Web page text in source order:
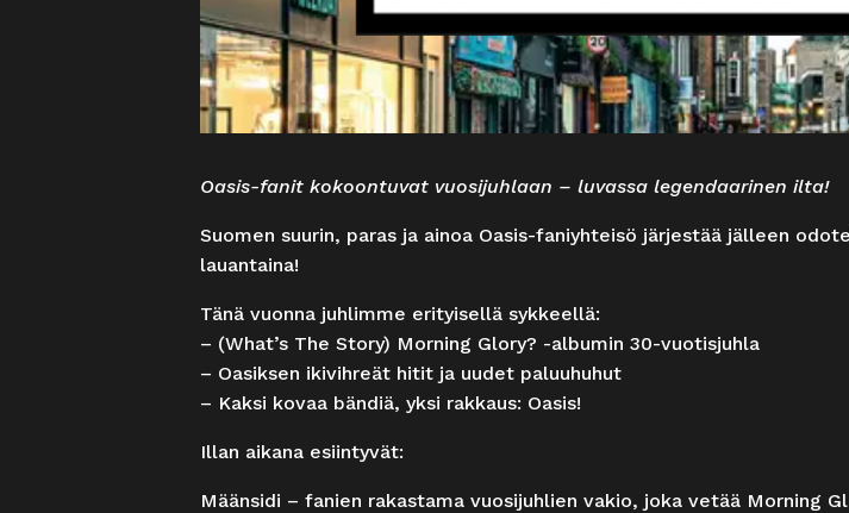
Oasis-fanit kokoontuvat vuosijuhlaan – luvassa legendaarinen ilta!
Suomen suurin, paras ja ainoa Oasis-faniyhteisö järjestää jälleen
lauantaina!
Tänä vuonna juhlimme erityisellä sykkeellä:
– (What’s The Story) Morning Glory? -albumin 30-vuotisjuhla
– Oasiksen ikivihreät hitit ja uudet paluuhuhut
– Kaksi kovaa bändiä, yksi rakkaus: Oasis!
Illan aikana esiintyvät:
Määnsidi – fanien rakastama vuosijuhlien vakio, joka vetää Morning